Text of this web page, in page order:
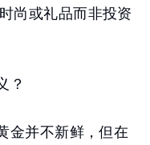
尚或礼品而非投资
？
金并不新鲜，但在